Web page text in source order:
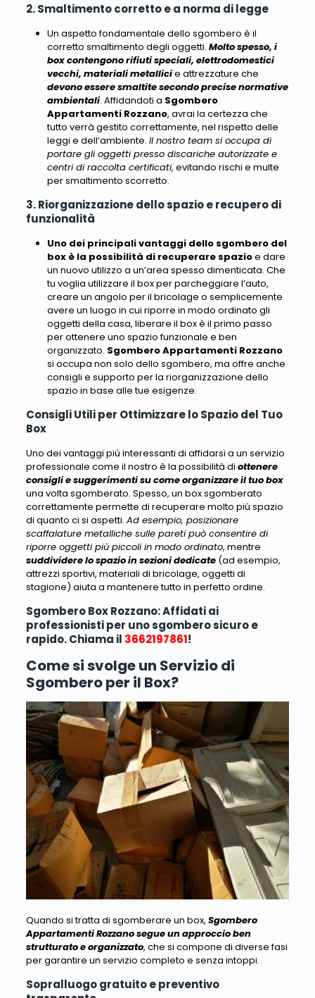
2. Smaltimento corretto e a norma di legge
Un aspetto fondamentale dello sgombero è il
corretto smaltimento degli oggetti. Molto spesso, i
box contengono rifiuti speciali, elettrodomestici
vecchi, materiali metallicie attrezzature che
devono essere smaltite secondo precise normative
ambientali. Affidandoti a Sgombero
Appartamenti Rozzano, avrai la certezza che
tutto verrà gestito correttamente, nel rispetto delle
leggi e dell’ambiente. Il nostro team si occupa di
portare gli oggetti presso discariche autorizzate e
centri di raccolta certificati, evitando rischi e multe
per smaltimento scorretto.
3. Riorganizzazione dello spazio e recupero di
funzionalità
Uno dei principali vantaggi dello sgombero del
box è la possibilità di recuperare spazioe dare
un nuovo utilizzo a un’area spesso dimenticata. Che
tu voglia utilizzare il box per parcheggiare l’auto,
creare un angolo per il bricolage o semplicemente
avere un luogo in cui riporre in modo ordinato gli
oggetti della casa, liberare il box è il primo passo
per ottenere uno spazio funzionale e ben
organizzato. Sgombero Appartamenti Rozzano
si occupa non solo dello sgombero, ma offre anche
consigli e supporto per la riorganizzazione dello
spazio in base alle tue esigenze.
Consigli Utili per Ottimizzare lo Spazio del Tuo
Box
Uno dei vantaggi più interessanti di affidarsi a un servizio
professionale come il nostro è la possibilità di ottenere
consigli e suggerimenti su come organizzare il tuo box
una volta sgomberato. Spesso, un box sgomberato
correttamente permette di recuperare molto più spazio
di quanto ci si aspetti. Ad esempio, posizionare
scaffalature metalliche sulle pareti può consentire di
riporre oggetti più piccoli in modo ordinato, mentre
suddividere lo spazio in sezioni dedicate(ad esempio,
attrezzi sportivi, materiali di bricolage, oggetti di
stagione) aiuta a mantenere tutto in perfetto ordine.
Sgombero Box Rozzano: Affidati ai
professionisti per uno sgombero sicuro e
rapido. Chiama il 3662197861!
Come si svolge un Servizio di
Sgombero per il Box?
Quando si tratta di sgomberare un box, Sgombero
Appartamenti Rozzano segue un approccio ben
strutturato e organizzato, che si compone di diverse fasi
per garantire un servizio completo e senza intoppi.
Sopralluogo gratuito e preventivo